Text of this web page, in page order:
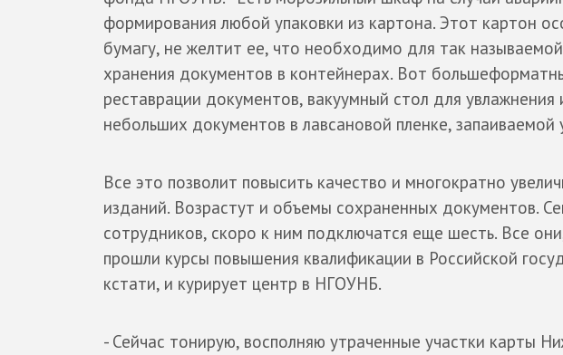
формирования любой упаковки из картона. Этот картон
бумагу, не желтит ее, что необходимо для так
хранения документов в контейнерах. Вот
реставрации документов, вакуумный стол для
небольших документов в лавсановой пленке, запаиваемой
Все это позволит повысить качество и многократно
изданий. Возрастут и объемы сохраненных документов.
сотрудников, скоро к ним подключатся еще шесть. Все
прошли курсы повышения квалификации в Российской
кстати, и курирует центр в НГОУНБ.
- Сейчас тонирую, восполняю утраченные участки карты